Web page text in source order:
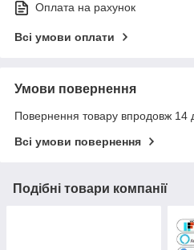
Оплата на рахунок
Всі умови оплати
Умови повернення
Повернення товару впродовж 14
Всі умови повернення
Подібні товари компанії